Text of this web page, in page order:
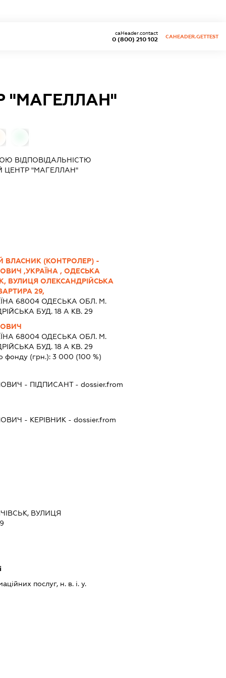
0 (800) 210 102
caHeader.contact
CAHEADER.GETTEST
"МАГЕЛЛАН"
ВІДПОВІДАЛЬНІСТЮ
ЦЕНТР "МАГЕЛЛАН"
ВЛАСНИК (КОНТРОЛЕР) -
,УКРАЇНА , ОДЕСЬКА
ВУЛИЦЯ ОЛЕКСАНДРІЙСЬКА
29,
68004 ОДЕСЬКА ОБЛ. М.
БУД. 18 А КВ. 29
68004 ОДЕСЬКА ОБЛ. М.
БУД. 18 А КВ. 29
фонду (грн.): 3 000 (100 %)
- ПІДПИСАНТ- dossier.from
- КЕРІВНИК - dossier.from
ВУЛИЦЯ
послуг, н. в. і. у.